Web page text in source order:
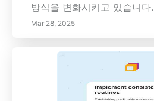
방식을 변화시키고 있습니다
드는 단순한 오락뿐만 아니
발에도 중요한 역할을 하는
구합니다.
Mar 28, 2025